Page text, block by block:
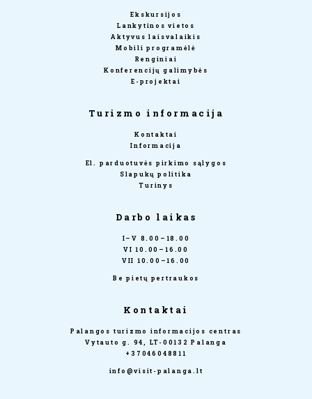
Ekskursijos
Lankytinos vietos
Aktyvus laisvalaikis
Mobili programėlė
Renginiai
Konferencijų galimybės
E-projektai
Turizmo informacija
Kontaktai
Informacija
El. parduotuvės pirkimo sąlygos
Slapukų politika
Turinys
Darbo laikas
I–V 8.00–18.00
VI 10.00–16.00
VII 10.00–16.00
Be pietų pertraukos
Kontaktai
Palangos turizmo informacijos centras
Vytauto g. 94, LT-00132 Palanga
+37046048811
info@visit-palanga.lt